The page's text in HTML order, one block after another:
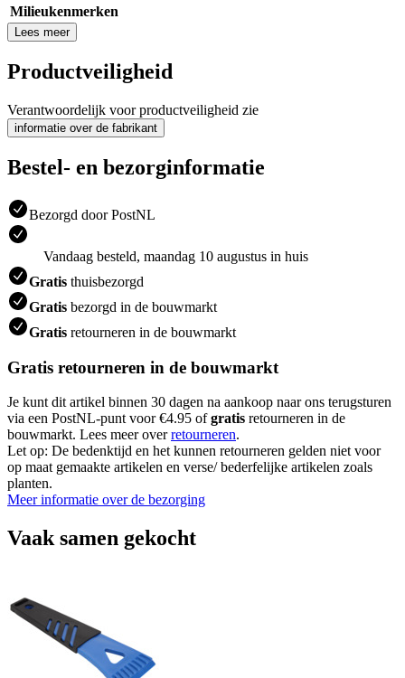
Milieukenmerken
Lees meer
Productveiligheid
Verantwoordelijk voor productveiligheid zie
informatie over de fabrikant
Bestel- en bezorginformatie
Bezorgd door PostNL
Vandaag besteld, maandag 10 augustus in huis
Gratis thuisbezorgd
Gratis bezorgd in de bouwmarkt
Gratis retourneren in de bouwmarkt
Gratis retourneren in de bouwmarkt
Je kunt dit artikel binnen 30 dagen na aankoop naar ons terugsturen
via een PostNL-punt voor €4.95 ofgratis retourneren in de
bouwmarkt. Lees meer overretourneren.
Let op: De bedenktijd en het kunnen retourneren gelden niet voor
op maat gemaakte artikelen en verse/ bederfelijke artikelen zoals
planten.
Meer informatie over de bezorging
Vaak samen gekocht